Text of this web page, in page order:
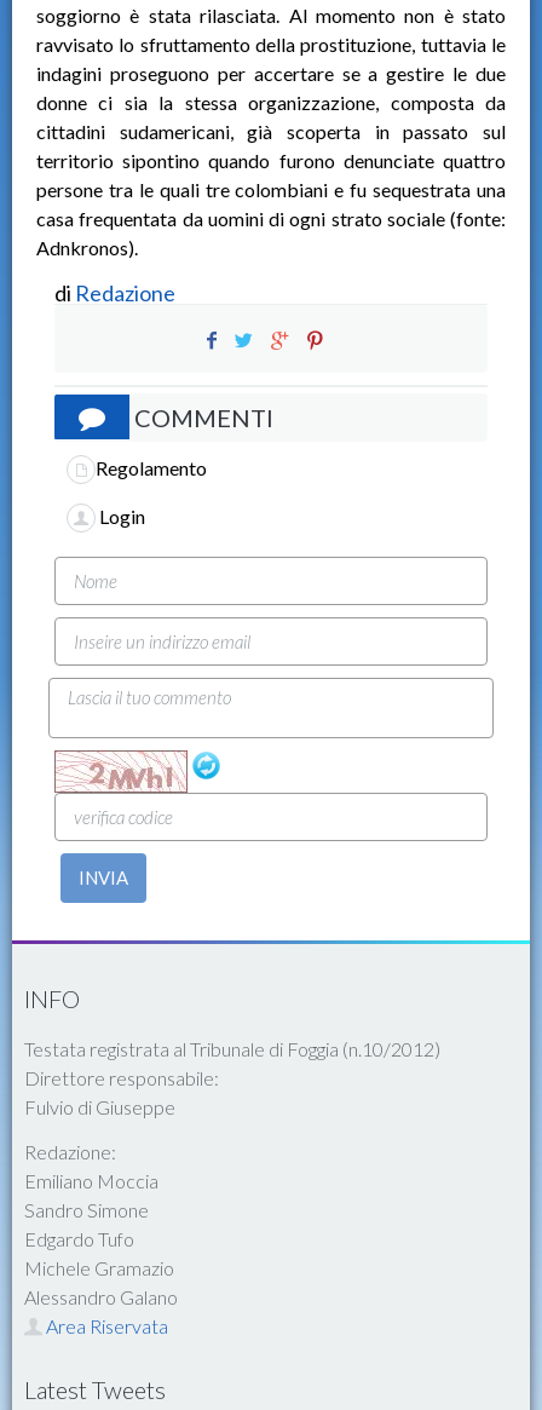
soggiorno è stata rilasciata. Al momento non è stato
ravvisato lo sfruttamento della prostituzione, tuttavia le
indagini proseguono per accertare se a gestire le due
donne ci sia la stessa organizzazione, composta da
cittadini sudamericani, già scoperta in passato sul
territorio sipontino quando furono denunciate quattro
persone tra le quali tre colombiani e fu sequestrata una
casa frequentata da uomini di ogni strato sociale (fonte:
Adnkronos).
di Redazione
COMMENTI
Regolamento
Login
INVIA
INFO
Testata registrata al Tribunale di Foggia (n.10/2012)
Direttore responsabile:
Fulvio di Giuseppe
Redazione:
Emiliano Moccia
Sandro Simone
Edgardo Tufo
Michele Gramazio
Alessandro Galano
Area Riservata
Latest Tweets